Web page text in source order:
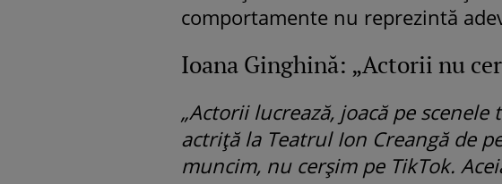
comportamente nu reprezintă
Ioana Ginghină: „Actorii nu
„Actorii lucrează, joacă pe
actriță la Teatrul Ion Creangă de
muncim, nu cerșim pe TikTok.